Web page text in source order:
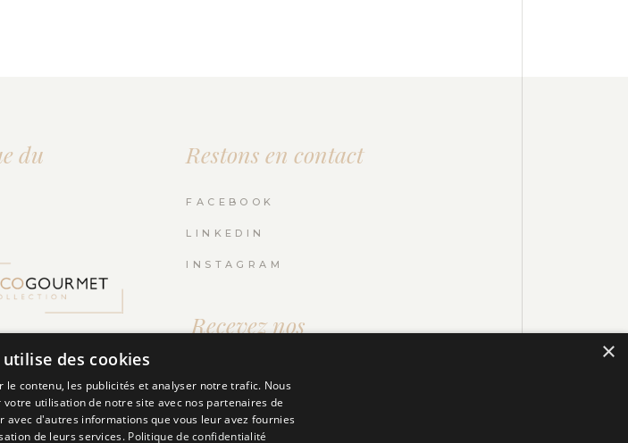
du
Restons en contact
FACEBOOK
LINKEDIN
INSTAGRAM
Recevez nos
×
utilise des cookies
le contenu, les publicités et analyser notre trafic. Nous
utilisation de notre site avec nos partenaires de
avec d'autres informations que vous leur avez fournies
de leurs services. Politique de confidentialité